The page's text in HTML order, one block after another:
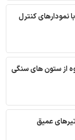
نمودارهای کنترل
از ستون های سنگی
عمیق